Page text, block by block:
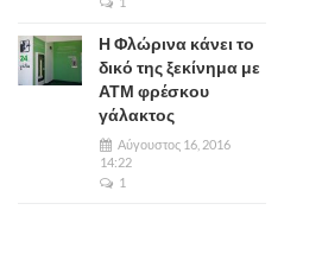
Η Φλώρινα κάνει το
δικό της ξεκίνημα με
ΑΤΜ φρέσκου
γάλακτος
Αύγουστος 16, 2016
14:22
1